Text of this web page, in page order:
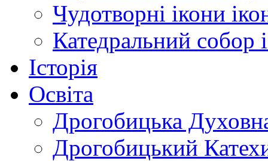
Чудотворні ікони
Катедральний собор
Історія
Освіта
Дрогобицька
Дрогобицький